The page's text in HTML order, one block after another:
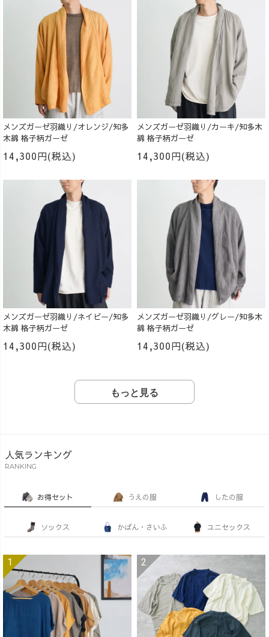
メンズガーゼ羽織り/オレンジ/知多
木綿 格子柄ガーゼ
14,300円(税込)
メンズガーゼ羽織り/カーキ/知多木
綿 格子柄ガーゼ
14,300円(税込)
メンズガーゼ羽織り/ネイビー/知多
木綿 格子柄ガーゼ
14,300円(税込)
メンズガーゼ羽織り/グレー/知多木
綿 格子柄ガーゼ
14,300円(税込)
もっと見る
人気ランキング
RANKING
お得セット うえの服 したの服
ソックス かばん・さいふ ユニセックス